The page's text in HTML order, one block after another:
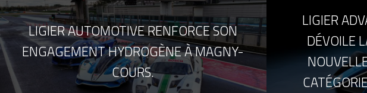
LIGIER AUTOMOTIVE RENFORCE SON
ENGAGEMENT HYDROGÈNE À MAGNY-
COURS.
LIGIER
DÉVOILE